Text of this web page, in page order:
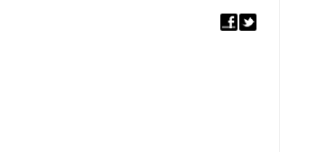
5. EUROPÄISCHER